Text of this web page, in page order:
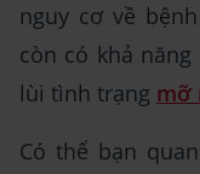
nguy cơ về
còn có khả
lùi tình trạng mỡ
Có thể bạn